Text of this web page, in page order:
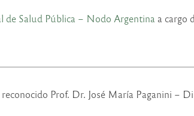
de Salud Pública – Nodo Argentina a cargo
reconocido Prof. Dr. José María Paganini –